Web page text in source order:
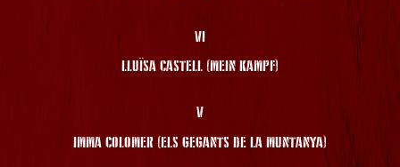
VI
LLUÏSA CASTELL (MEIN KAMPF)
V
IMMA COLOMER (ELS GEGANTS DE LA MUNTANYA)